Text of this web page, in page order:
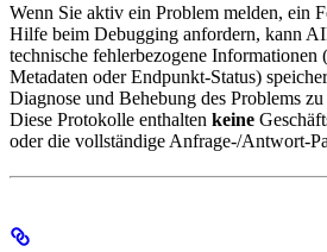
Wenn Sie aktiv ein Problem melden, ein
Hilfe beim Debugging anfordern, kann
technische fehlerbezogene
Metadaten oder Endpunkt-Status)
Diagnose und Behebung des Problems zu
Diese Protokolle enthalten keine
oder die vollständige Anfrage-/Antwort-